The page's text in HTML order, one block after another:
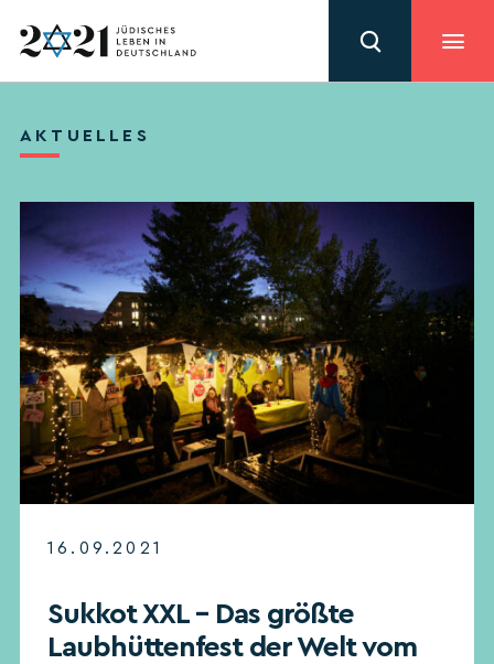
AKTUELLES
16.09.2021
Sukkot XXL – Das größte
Laubhüttenfest der Welt vom